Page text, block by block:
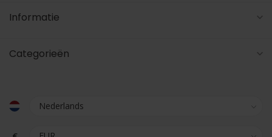
Informatie
Categorieën